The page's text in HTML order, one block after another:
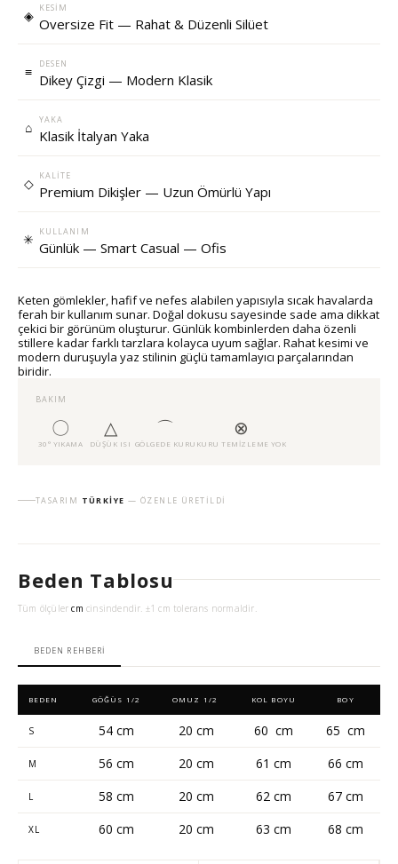
◈ KESIM
Oversize Fit — Rahat & Düzenli Silüet
≡ DESEN
Dikey Çizgi — Modern Klasik
⌂ YAKA
Klasik İtalyan Yaka
◇ KALITE
Premium Dikişler — Uzun Ömürlü Yapı
✳ KULLANIM
Günlük — Smart Casual — Ofis
Keten gömlekler, hafif ve nefes alabilen yapısıyla sıcak havalarda
ferah bir kullanım sunar. Doğal dokusu sayesinde sade ama dikkat
çekici bir görünüm oluşturur. Günlük kombinlerden daha özenli
stillere kadar farklı tarzlara kolayca uyum sağlar. Rahat kesimi ve
modern duruşuyla yaz stilinin güçlü tamamlayıcı parçalarından
biridir.
BAKIM
〇
30° YIKAMA
△
DÜŞÜK ISI
⌒
GÖLGEDE KURU
⊗
KURU TEMIZLEME YOK
TASARIM TÜRKIYE — ÖZENLE ÜRETILDI
Beden Tablosu
Tüm ölçülercm cinsindendir. ±1 cm tolerans normaldir.
BEDEN REHBERI
BEDEN GÖĞÜS 1/2 OMUZ 1/2 KOL BOYU BOY
S 54 cm 20 cm 60 cm 65 cm
M 56 cm 20 cm 61 cm 66 cm
L 58 cm 20 cm 62 cm 67 cm
XL 60 cm 20 cm 63 cm 68 cm